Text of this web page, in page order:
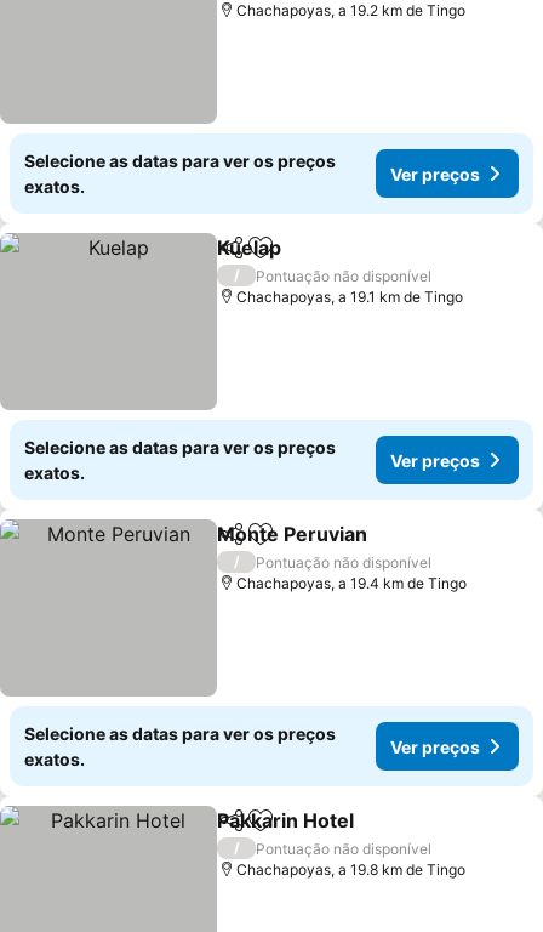
Chachapoyas, a 19.2 km de Tingo
Selecione as datas para ver os preços
exatos.
Ver preços
PartilharAdicionar aos favoritos
Kuelap
/
Pontuação não disponível
Chachapoyas, a 19.1 km de Tingo
Selecione as datas para ver os preços
exatos.
Ver preços
PartilharAdicionar aos favoritos
Monte Peruvian
/
Pontuação não disponível
Chachapoyas, a 19.4 km de Tingo
Selecione as datas para ver os preços
exatos.
Ver preços
PartilharAdicionar aos favoritos
Pakkarin Hotel
/
Pontuação não disponível
Chachapoyas, a 19.8 km de Tingo